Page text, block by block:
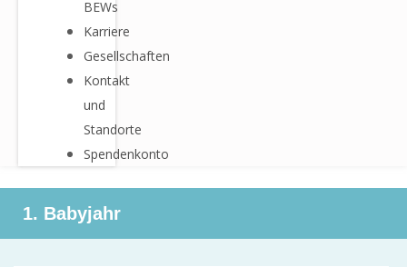
BEWs
Karriere
Gesellschaften
Kontakt
und
Standorte
Spendenkonto
1. Babyjahr